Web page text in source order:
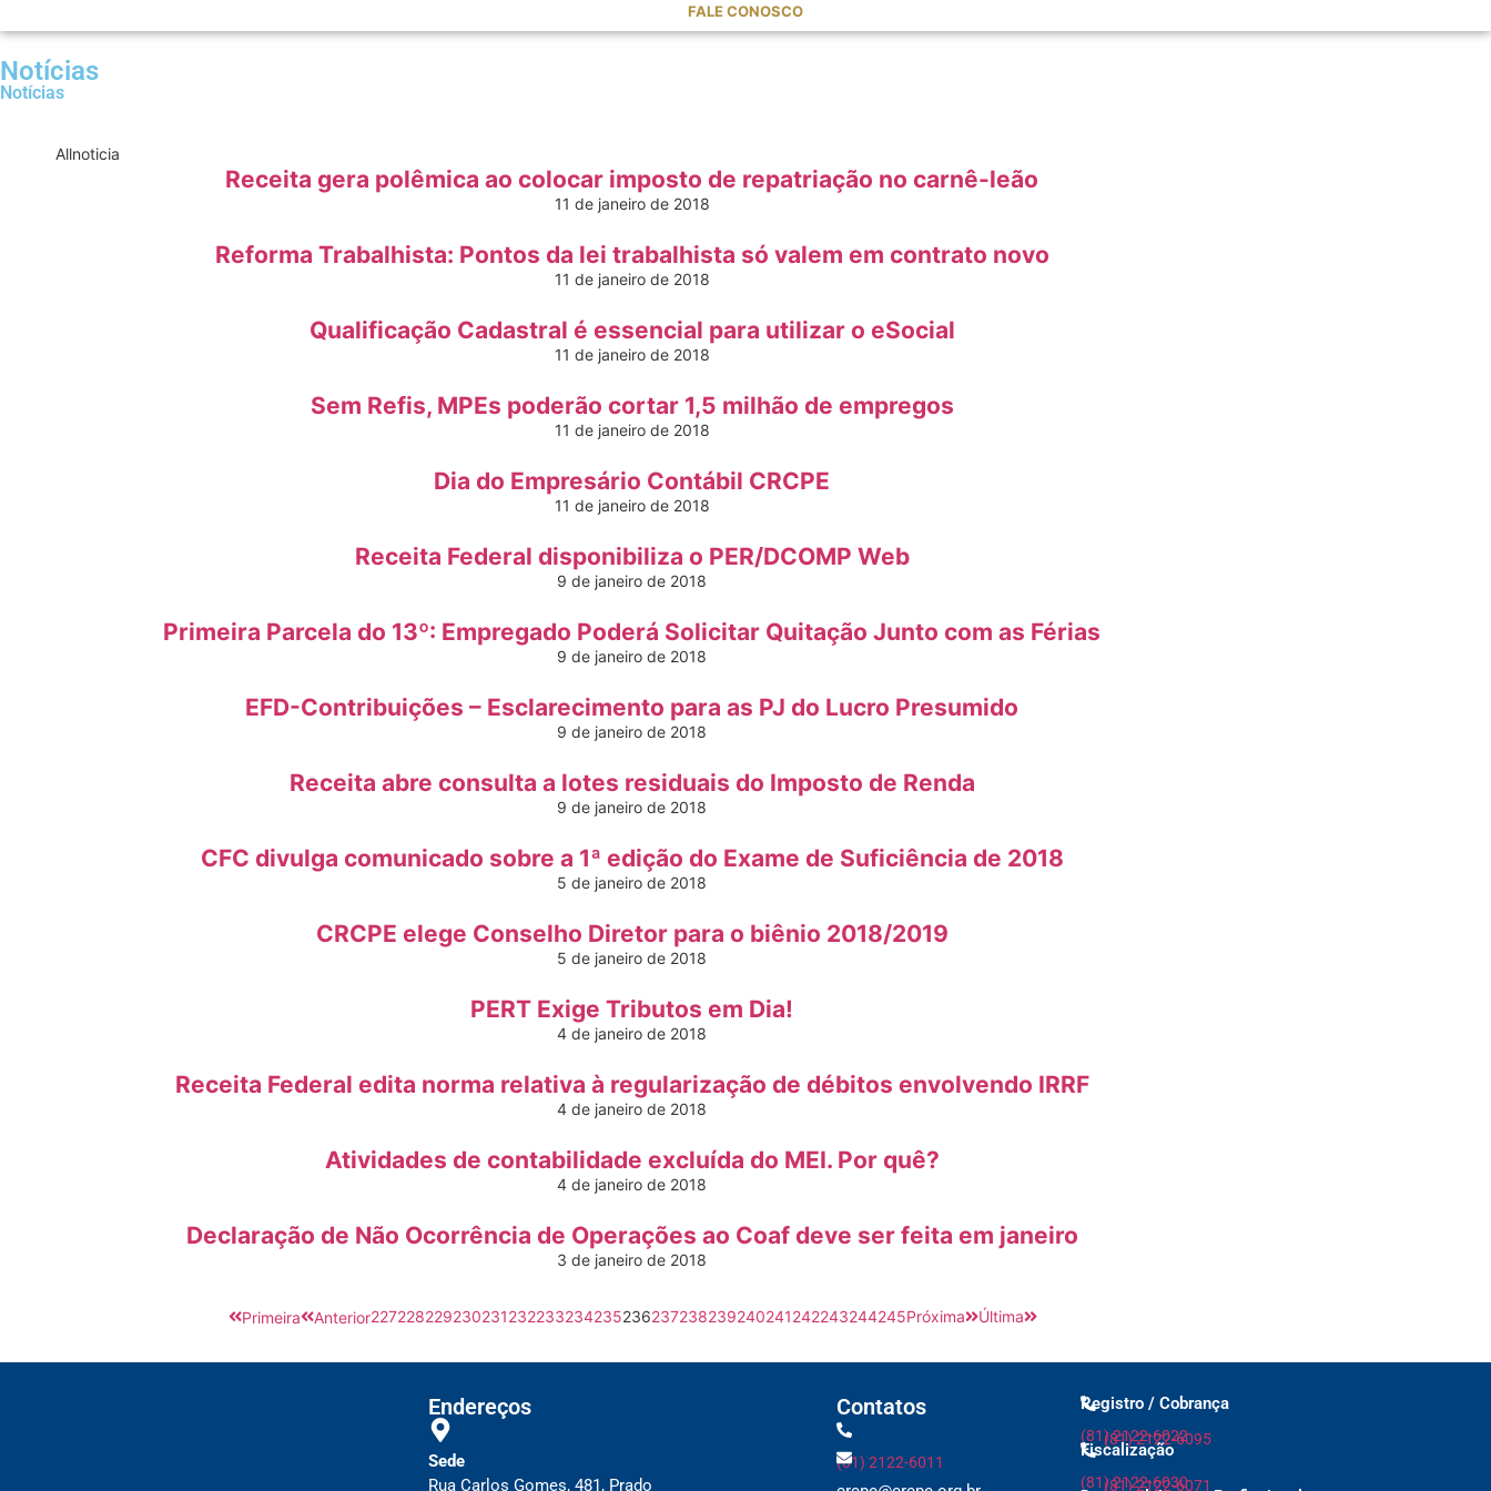
FALE CONOSCO
Notícias
Notícias
Allnoticia
Receita gera polêmica ao colocar imposto de repatriação no carnê-leão
11 de janeiro de 2018
Reforma Trabalhista: Pontos da lei trabalhista só valem em contrato novo
11 de janeiro de 2018
Qualificação Cadastral é essencial para utilizar o eSocial
11 de janeiro de 2018
Sem Refis, MPEs poderão cortar 1,5 milhão de empregos
11 de janeiro de 2018
Dia do Empresário Contábil CRCPE
11 de janeiro de 2018
Receita Federal disponibiliza o PER/DCOMP Web
9 de janeiro de 2018
Primeira Parcela do 13º: Empregado Poderá Solicitar Quitação Junto com as Férias
9 de janeiro de 2018
EFD-Contribuições – Esclarecimento para as PJ do Lucro Presumido
9 de janeiro de 2018
Receita abre consulta a lotes residuais do Imposto de Renda
9 de janeiro de 2018
CFC divulga comunicado sobre a 1ª edição do Exame de Suficiência de 2018
5 de janeiro de 2018
CRCPE elege Conselho Diretor para o biênio 2018/2019
5 de janeiro de 2018
PERT Exige Tributos em Dia!
4 de janeiro de 2018
Receita Federal edita norma relativa à regularização de débitos envolvendo IRRF
4 de janeiro de 2018
Atividades de contabilidade excluída do MEI. Por quê?
4 de janeiro de 2018
Declaração de Não Ocorrência de Operações ao Coaf deve ser feita em janeiro
3 de janeiro de 2018
Primeira Anterior227228229230231232233234235236237238239240241242243244245Próxima Última
Endereços
Sede
Rua Carlos Gomes, 481, Prado
Contatos
(81) 2122-6011
Registro / Cobrança
(81) 2122-6022
(81) 2122-6095
Fiscalização
(81) 2122-6030
(81) 2122-6071